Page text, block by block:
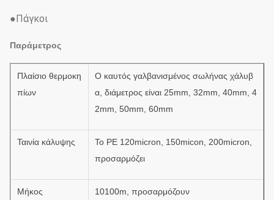
●Πάγκοι
Παράμετρος
Πλαίσιο θερμοκη
πίων
Ο καυτός γαλβανισμένος σωλήνας χάλυβ
α, διάμετρος είναι 25mm, 32mm, 40mm, 4
2mm, 50mm, 60mm
Ταινία κάλυψης
Το PE 120micron, 150micon, 200micron,
προσαρμόζει
Μήκος 10100m, προσαρμόζουν